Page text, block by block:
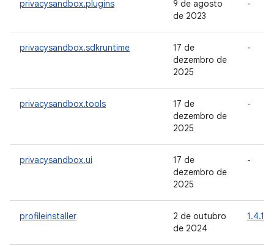
privacysandbox.plugins
9 de agosto
de 2023
-
privacysandbox.sdkruntime
17 de
dezembro de
2025
-
privacysandbox.tools
17 de
dezembro de
2025
-
privacysandbox.ui
17 de
dezembro de
2025
-
profileinstaller
2 de outubro
de 2024
1.4.1